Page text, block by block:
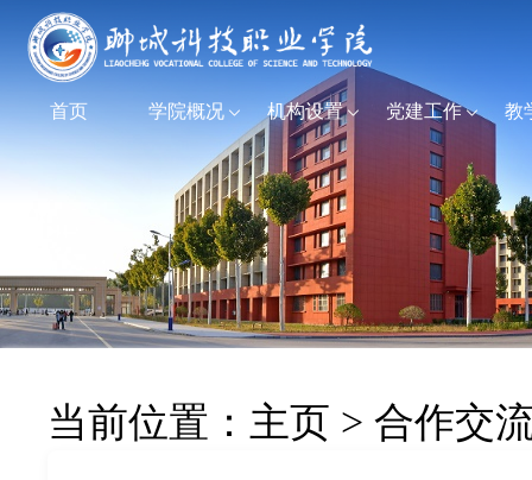
首页 学院概况 机构设置 党建工作 教
当前位置： 主页 > 合作交